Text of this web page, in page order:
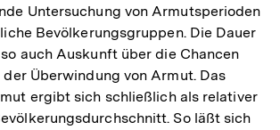
Untersuchung von Armutsperioden
Bevölkerungsgruppen. Die Dauer
auch Auskunft über die Chancen
der Überwindung von Armut. Das
ergibt sich schließlich als relativer
So läßt sich